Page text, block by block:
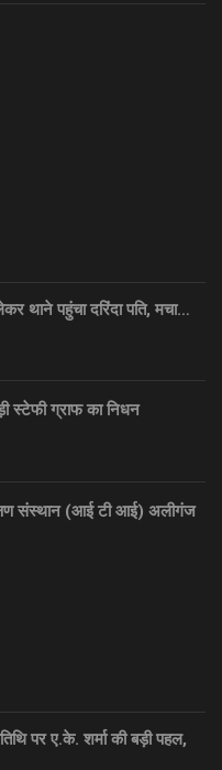
थाने पहुंचा दरिंदा पति, मचा…
स्टेफी ग्राफ का निधन
संस्थान (आई टी आई) अलीगंज
पर ए.के. शर्मा की बड़ी पहल,